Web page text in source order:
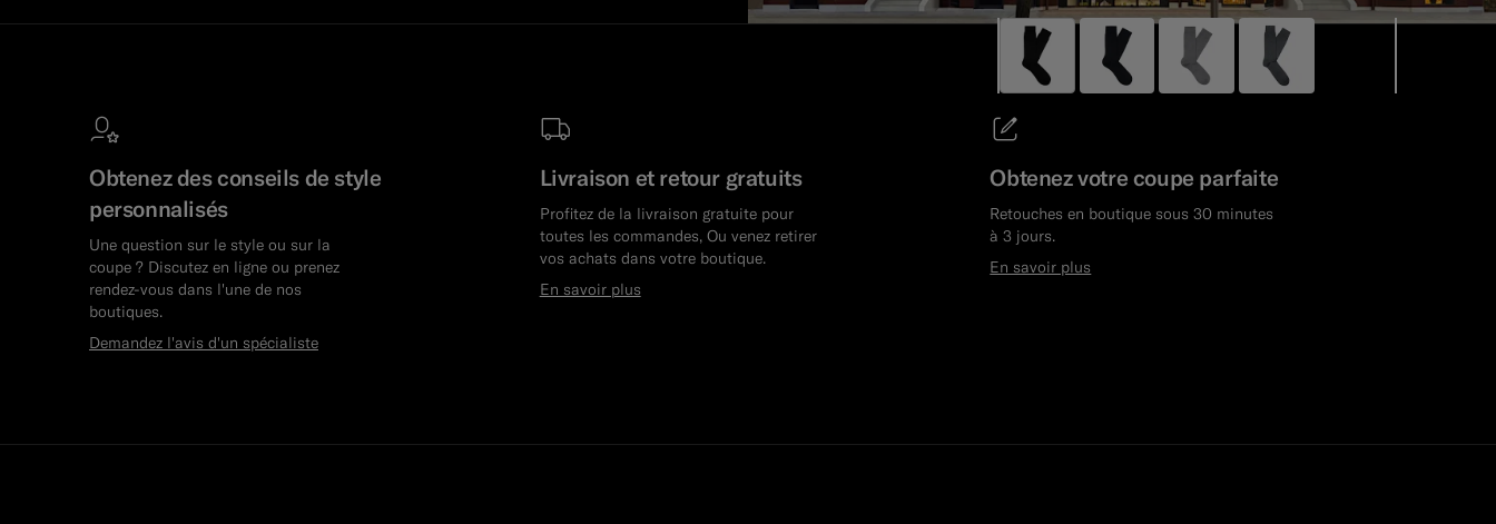
Taille et coupe
Obtenez des conseils de style
personnalisés
Une question sur le style ou sur la
coupe ? Discutez en ligne ou prenez
rendez-vous dans l'une de nos
boutiques.
Demandez l'avis d'un spécialiste
Livraison et retour gratuits
Profitez de la livraison gratuite pour
toutes les commandes, Ou venez retirer
vos achats dans votre boutique.
En savoir plus
Obtenez votre coupe parfaite
Retouches en boutique sous 30 minutes
à 3 jours.
En savoir plus